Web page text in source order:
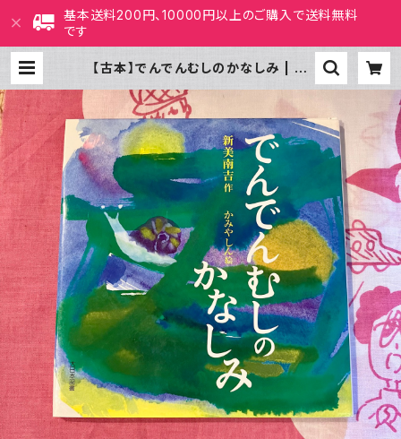
基本送料200円、10000円以上のご購入で送料無料
です
【古本】でんでんむしのかなしみ | ホ